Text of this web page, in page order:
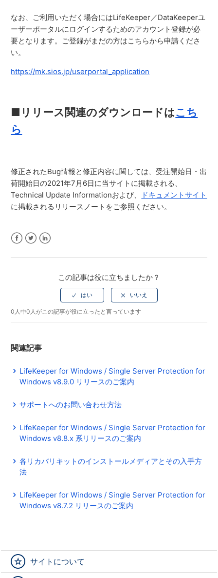
サイトについて
なお、ご利用いただく場合にはLifeKeeper／DataKeeperユ
ーザーポータルにログインするためのアカウント登録が必
要となります。ご登録がまだの方はこちらから申請くださ
い。
https://mk.sios.jp/userportal_application
■リリース関連のダウンロ ードはこち
ら
修正されたBug情報と修正内容に関しては、受注開始日・出
荷開始日の2021年7月6日に当サイト に掲載される、
Technical Update Informationおよび、
ドキュメントサイト
に掲載されるリリースノートをご参照ください。
この記事は役に立ちましたか？
0人中0人がこの記事が役に立ったと言っています
関連記事
LifeKeeper for Windows / Single Server Protection for
Windows v8.9.0 リリースのご案内
サポートへのお問い合わせ方法
LifeKeeper for Windows / Single Server Protection for
Windows v8.8.x 系リリースのご案内
各リカバリキットのインストールメディアとその入手方
法
LifeKeeper for Windows / Single Server Protection for
Windows v8.7.2 リリースのご案内